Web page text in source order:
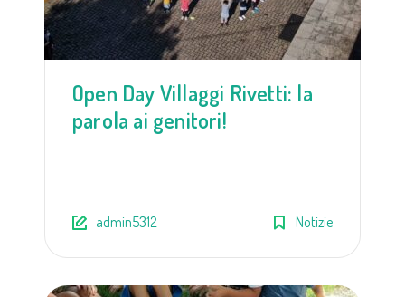
Open Day Villaggi Rivetti: la
parola ai genitori!
admin5312 Notizie